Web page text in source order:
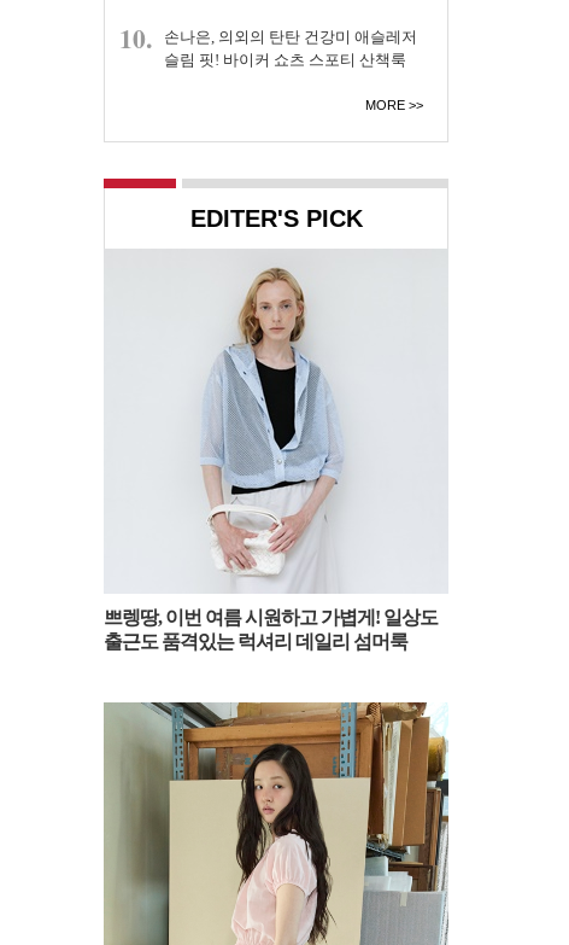
10.
손나은, 의외의 탄탄 건강미 애슬레저
슬림 핏! 바이커 쇼츠 스포티 산책룩
MORE
EDITER'S PICK
쁘렝땅, 이번 여름 시원하고 가볍게! 일상도
출근도 품격있는 럭셔리 데일리 섬머룩